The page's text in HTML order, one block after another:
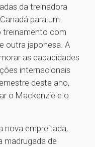
da treinadora
para um
treinamento com
outra japonesa. A
as capacidades
internacionais
deste ano,
o Mackenzie e o
nova empreitada,
madrugada de